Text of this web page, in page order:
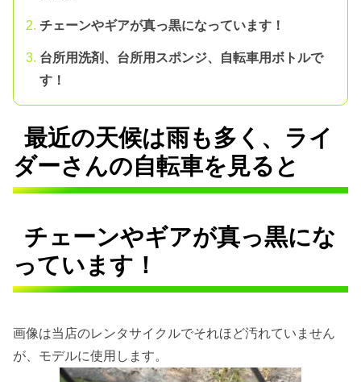
チェーンやギアが真っ黒になっています！
台所用洗剤、台所用スポンジ、自転車用ボトルで
す！
最近の天候は雨も多く、ライ
ダーさんの自転車を見ると
チェーンやギアが真っ黒にな
っています！
画像は当店のレンタサイクルでそれほど汚れていません
が、モデルに使用します。